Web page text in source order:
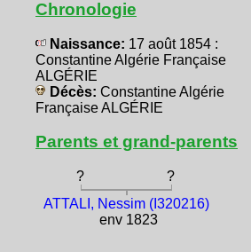
Chronologie
Naissance: 17 août 1854 :
Constantine Algérie Française
ALGÉRIE
Décès: Constantine Algérie
Française ALGÉRIE
Parents et grand-parents
? ?
ATTALI, Nessim (I320216)
env 1823